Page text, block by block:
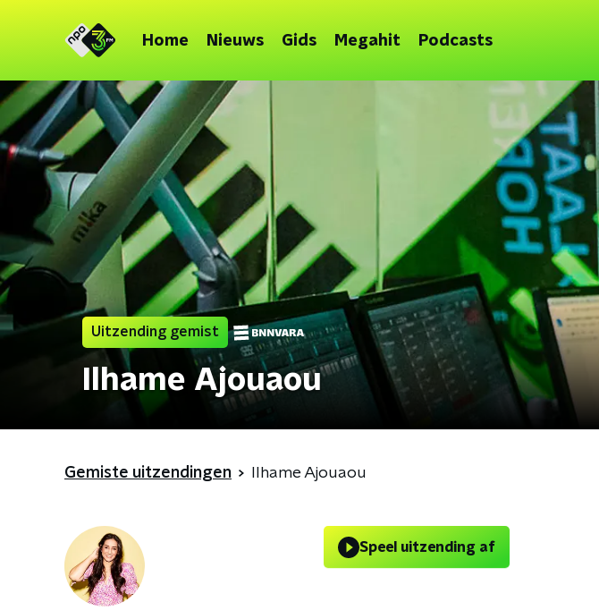
Home Nieuws Gids Megahit Podcasts
Uitzending gemist
Ilhame Ajouaou
Gemiste uitzendingen Ilhame Ajouaou
Speel uitzending af